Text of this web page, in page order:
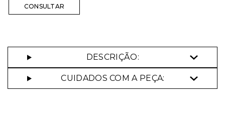
DESCRIÇÃO:
CUIDADOS COM A PEÇA: